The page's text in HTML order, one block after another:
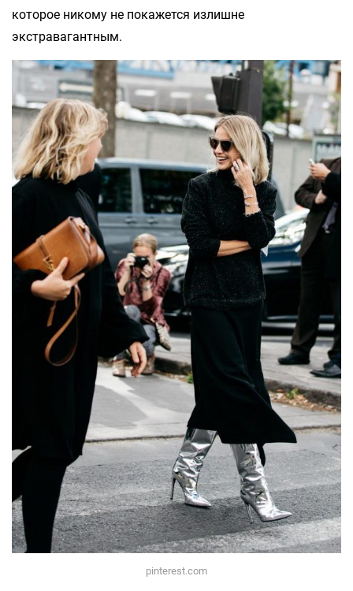
которое никому не покажется излишне
экстравагантным.
pinterest.com